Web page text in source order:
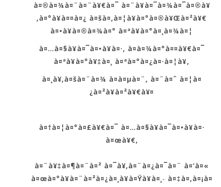
à¤®à¤¾à¤¨à¤¨à¥€à¤¯ à¤¨à¥à¤¯à¤¾à¤¯à¤®à¥
‚à¤°à¥à¤¤à¤¿ à¤šà¤‚à¤¦à¥à¤°à¤®à¥Œà¤²à¥€
à¤•à¥à¤®à¤¾à¤° à¤ªà¥à¤°à¤¸à¤¾à¤¦
à¤…à¤§à¥à¤¯à¤•à¥à¤·, à¤­à¤¾à¤°à¤¤à¥€à¤¯
à¤ªà¥à¤°à¥‡à¤¸ à¤ªà¤°à¤¿à¤·à¤¦à¥,
à¤¸à¥‚à¤šà¤¨à¤¾ à¤­à¤µà¤¨, à¤¨à¤ˆ à¤¦à¤
¿à¤²à¥à¤²à¥€à¥¤
à¤†à¤¦à¤°à¤£à¥€à¤¯ à¤…à¤§à¥à¤¯à¤•à¥à¤·
à¤œà¥€,
à¤¨à¥‡à¤¶à¤¨à¤² à¤¯à¥‚à¤¨à¤¿à¤¯à¤¨ à¤‘à¤«
à¤œà¤°à¥à¤¨à¤²à¤¿à¤¸à¥à¤Ÿà¥à¤¸- à¤‡à¤‚à¤¡à¤